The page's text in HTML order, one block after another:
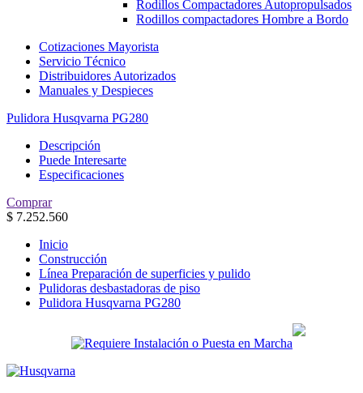
Rodillos Compactadores Autopropulsados
Rodillos compactadores Hombre a Bordo
Cotizaciones Mayorista
Servicio Técnico
Distribuidores Autorizados
Manuales y Despieces
Pulidora Husqvarna PG280
Descripción
Puede Interesarte
Especificaciones
Comprar
$ 7.252.560
Inicio
Construcción
Línea Preparación de superficies y pulido
Pulidoras desbastadoras de piso
Pulidora Husqvarna PG280